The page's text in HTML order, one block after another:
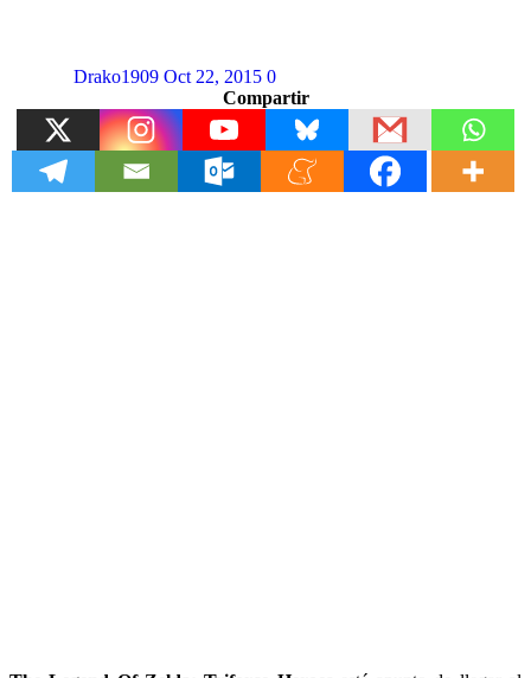
Drako1909 Oct 22, 2015 0
Compartir